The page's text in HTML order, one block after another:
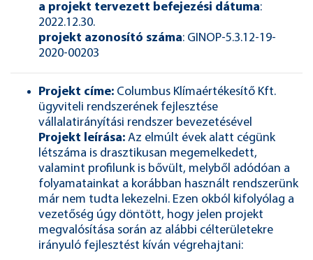
a projekt tervezett befejezési dátuma:
2022.12.30.
projekt azonosító száma: GINOP-5.3.12-19-
2020-00203
Projekt címe: Columbus Klímaértékesítő Kft.
ügyviteli rendszerének fejlesztése
vállalatirányítási rendszer bevezetésével
Projekt leírása: Az elmúlt évek alatt cégünk
létszáma is drasztikusan megemelkedett,
valamint profilunk is bővült, melyből adódóan a
folyamatainkat a korábban használt rendszerünk
már nem tudta lekezelni. Ezen okból kifolyólag a
vezetőség úgy döntött, hogy jelen projekt
megvalósítása során az alábbi célterületekre
irányuló fejlesztést kíván végrehajtani: